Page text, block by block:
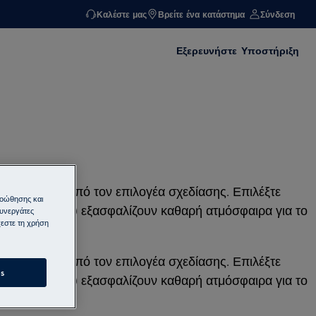
Καλέστε μας Βρείτε ένα κατάστημα Σύνδεση
Εξερευνήστε Υποστήριξη
μέσα από τον επιλογέα σχεδίασης. Επιλέξτε
που εξασφαλίζουν καθαρή ατμόσφαιρα για το
μέσα από τον επιλογέα σχεδίασης. Επιλέξτε
που εξασφαλίζουν καθαρή ατμόσφαιρα για το
και
τη χρήση